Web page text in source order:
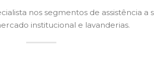
nos segmentos de assistência a
institucional e lavanderias.